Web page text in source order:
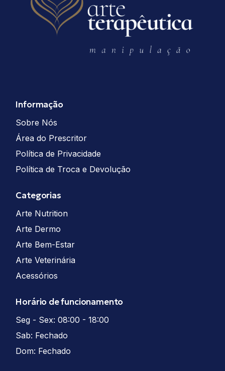
Informação
Sobre Nós
Área do Prescritor
Política de Privacidade
Política de Troca e Devolução
Categorias
Arte Nutrition
Arte Dermo
Arte Bem-Estar
Arte Veterinária
Acessórios
Horário de funcionamento
Seg - Sex: 08:00 - 18:00
Sab: Fechado
Dom: Fechado